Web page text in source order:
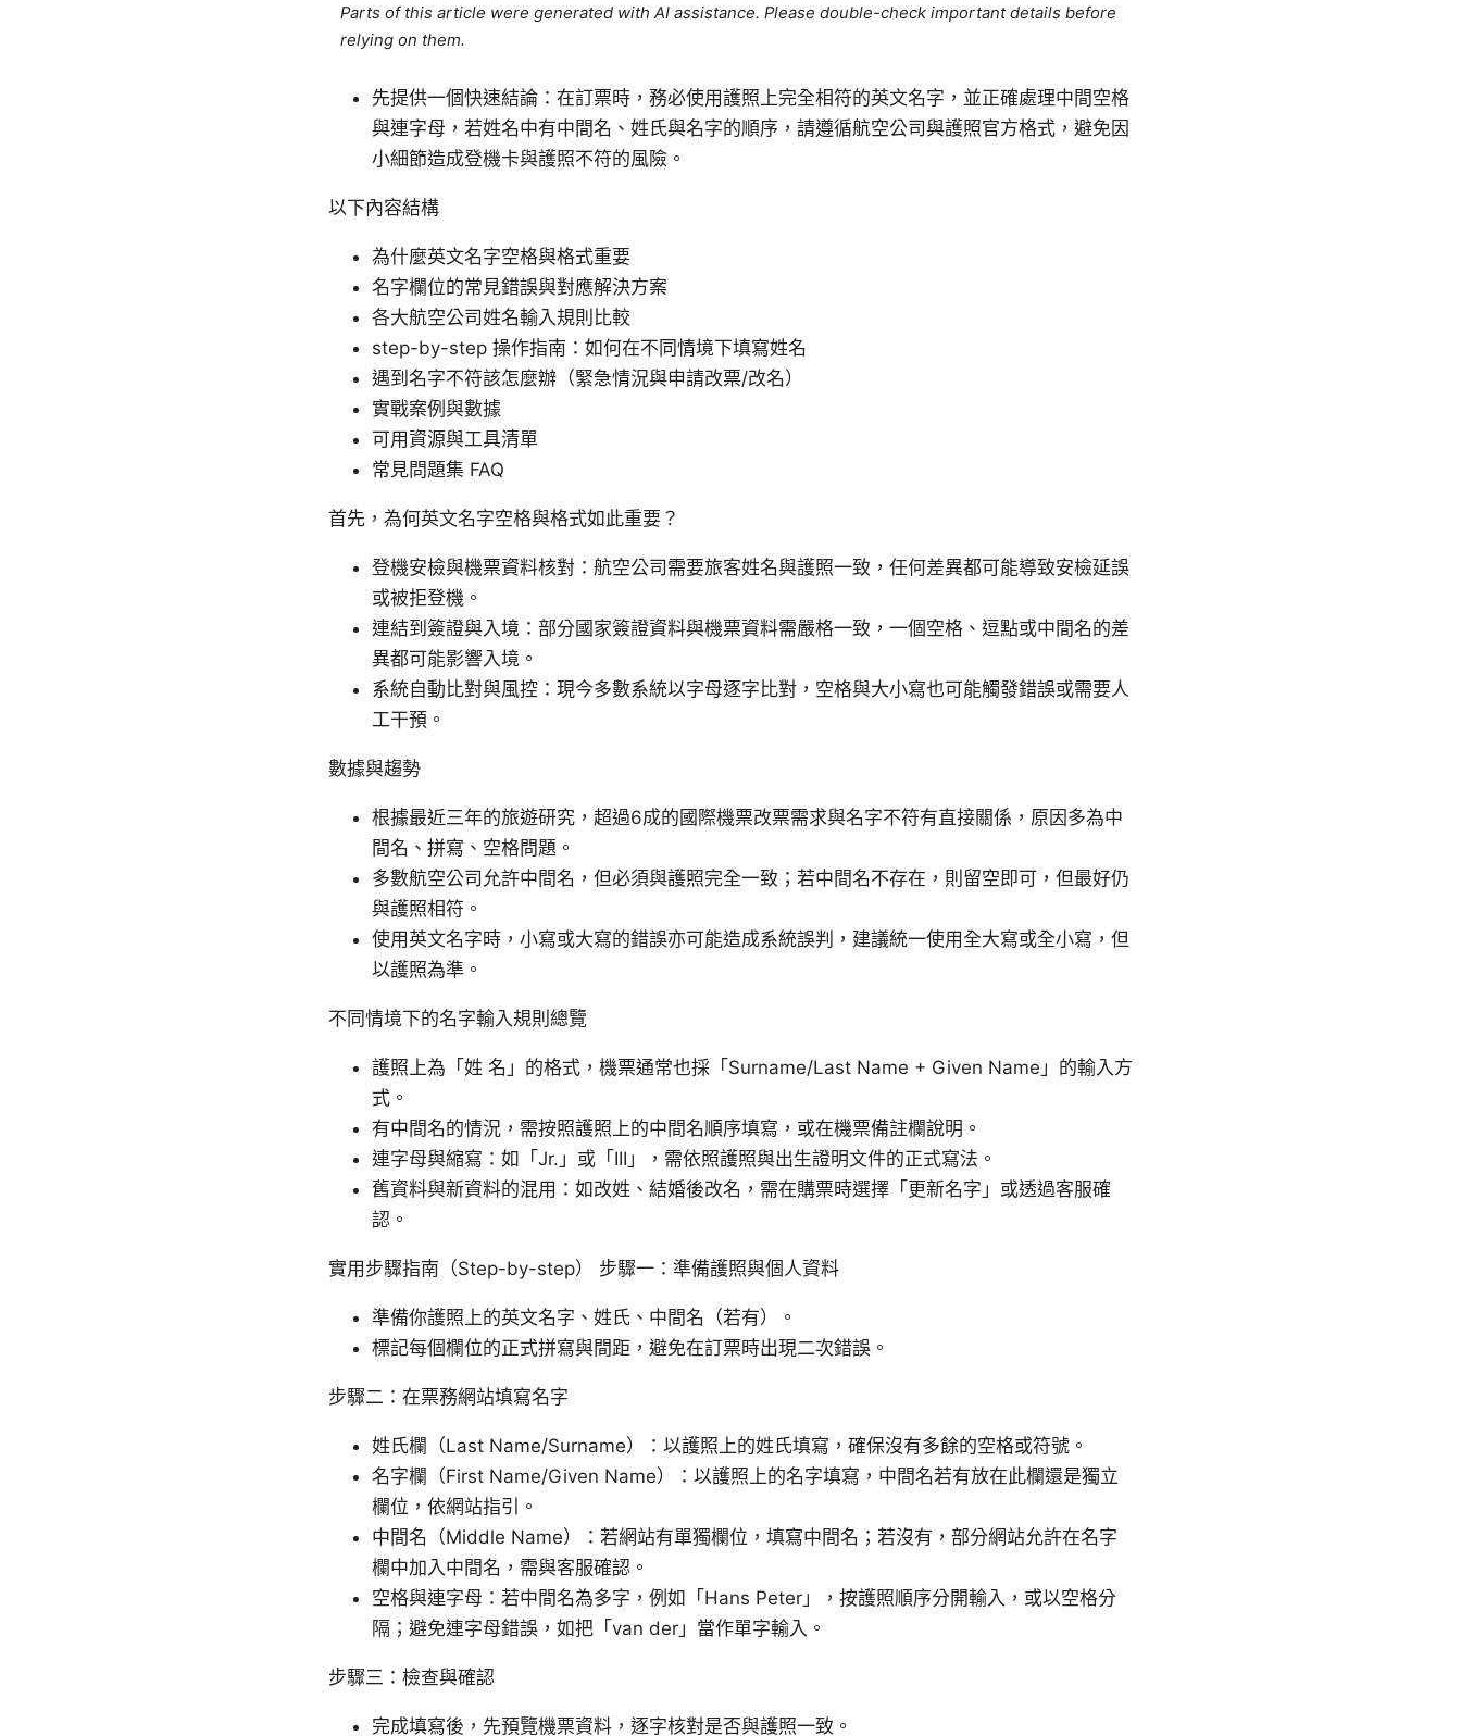
Parts of this article were generated with AI assistance. Please double-check important details before
relying on them.
先提供一個快速結論：在訂票時，務必使用護照上完全相符的英文名字，並正確處理中間空格
與連字母，若姓名中有中間名、姓氏與名字的順序，請遵循航空公司與護照官方格式，避免因
小細節造成登機卡與護照不符的風險。
以下內容結構
為什麼英文名字空格與格式重要
名字欄位的常見錯誤與對應解決方案
各大航空公司姓名輸入規則比較
step-by-step 操作指南：如何在不同情境下填寫姓名
遇到名字不符該怎麼辦（緊急情況與申請改票/改名）
實戰案例與數據
可用資源與工具清單
常見問題集 FAQ
首先，為何英文名字空格與格式如此重要？
登機安檢與機票資料核對：航空公司需要旅客姓名與護照一致，任何差異都可能導致安檢延誤
或被拒登機。
連結到簽證與入境：部分國家簽證資料與機票資料需嚴格一致，一個空格、逗點或中間名的差
異都可能影響入境。
系統自動比對與風控：現今多數系統以字母逐字比對，空格與大小寫也可能觸發錯誤或需要人
工干預。
數據與趨勢
根據最近三年的旅遊研究，超過6成的國際機票改票需求與名字不符有直接關係，原因多為中
間名、拼寫、空格問題。
多數航空公司允許中間名，但必須與護照完全一致；若中間名不存在，則留空即可，但最好仍
與護照相符。
使用英文名字時，小寫或大寫的錯誤亦可能造成系統誤判，建議統一使用全大寫或全小寫，但
以護照為準。
不同情境下的名字輸入規則總覽
護照上為「姓 名」的格式，機票通常也採「Surname/Last Name + Given Name」的輸入方
式。
有中間名的情況，需按照護照上的中間名順序填寫，或在機票備註欄說明。
連字母與縮寫：如「Jr.」或「III」，需依照護照與出生證明文件的正式寫法。
舊資料與新資料的混用：如改姓、結婚後改名，需在購票時選擇「更新名字」或透過客服確
認。
實用步驟指南（Step-by-step） 步驟一：準備護照與個人資料
準備你護照上的英文名字、姓氏、中間名（若有）。
標記每個欄位的正式拼寫與間距，避免在訂票時出現二次錯誤。
步驟二：在票務網站填寫名字
姓氏欄（Last Name/Surname）：以護照上的姓氏填寫，確保沒有多餘的空格或符號。
名字欄（First Name/Given Name）：以護照上的名字填寫，中間名若有放在此欄還是獨立
欄位，依網站指引。
中間名（Middle Name）：若網站有單獨欄位，填寫中間名；若沒有，部分網站允許在名字
欄中加入中間名，需與客服確認。
空格與連字母：若中間名為多字，例如「Hans Peter」，按護照順序分開輸入，或以空格分
隔；避免連字母錯誤，如把「van der」當作單字輸入。
步驟三：檢查與確認
完成填寫後，先預覽機票資料，逐字核對是否與護照一致。